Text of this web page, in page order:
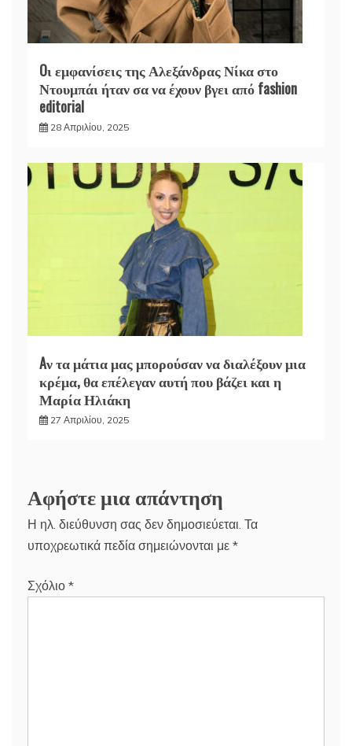
Oι εμφανίσεις της Αλεξάνδρας Νίκα στο
Ντουμπάι ήταν σα να έχουν βγει από fashion
editorial
28 Απριλίου, 2025
Aν τα μάτια μας μπορούσαν να διαλέξουν μια
κρέμα, θα επέλεγαν αυτή που βάζει και η
Μαρία Ηλιάκη
27 Απριλίου, 2025
Αφήστε μια απάντηση
Η ηλ. διεύθυνση σας δεν δημοσιεύεται. Τα
υποχρεωτικά πεδία σημειώνονται με *
Σχόλιο *